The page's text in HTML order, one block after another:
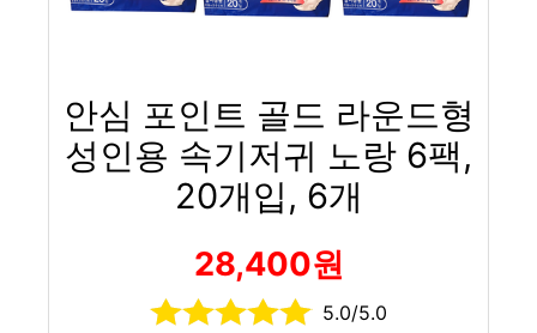
안심 포인트 골드 라운드형
성인용 속기저귀 노랑 6팩,
20개입, 6개
28,400원
5.0/5.0